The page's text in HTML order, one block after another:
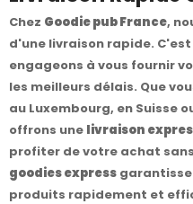
Chez Goodie pub France,
d'une livraison rapide.
engageons à vous fournir
les meilleurs délais. Que
au Luxembourg, en Suisse
offrons une livraison
profiter de votre achat
goodies express
produits rapidement et